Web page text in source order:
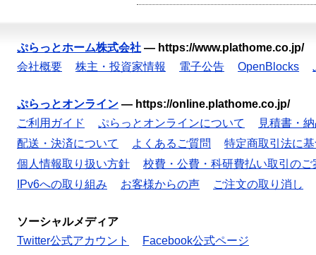
ぷらっとホーム株式会社 — https://www.plathome.co.jp/
会社概要
株主・投資家情報 電子公告 OpenBlocks
ぷらっとオンライン — https://online.plathome.co.jp/
ご利用ガイド
ぷらっとオンラインについて
見積書・
配送・決済について
よくあるご質問
特定商取引法に
個人情報取り扱い方針
校費・公費・科研費払い取引のご
IPv6への取り組み
お客様からの声 ご注文の取り消し
ソーシャルメディア
Twitter公式アカウント
Facebook公式ページ